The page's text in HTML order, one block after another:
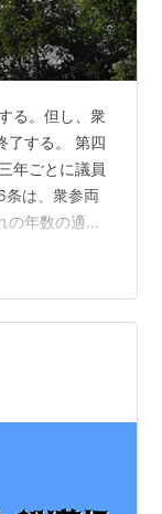
る。但し、衆
了する。 第四
年ごとに議員
は、衆参両
の年数の適否
わないが、
ものでもある
も変更なし。
きり書いて
見ても、戦